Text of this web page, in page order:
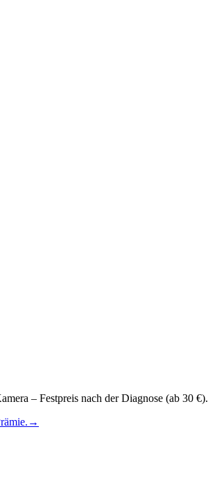
– Festpreis nach der Diagnose (ab 30 €).
→